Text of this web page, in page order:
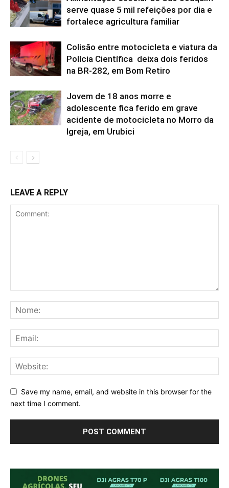
serve quase 5 mil refeições por dia e
fortalece agricultura familiar
Colisão entre motocicleta e viatura da
Polícia Científica deixa dois feridos
na BR-282, em Bom Retiro
Jovem de 18 anos morre e
adolescente fica ferido em grave
acidente de motocicleta no Morro da
Igreja, em Urubici
LEAVE A REPLY
Save my name, email, and website in this browser for the
next time I comment.